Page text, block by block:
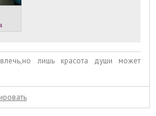
лишь красота души может